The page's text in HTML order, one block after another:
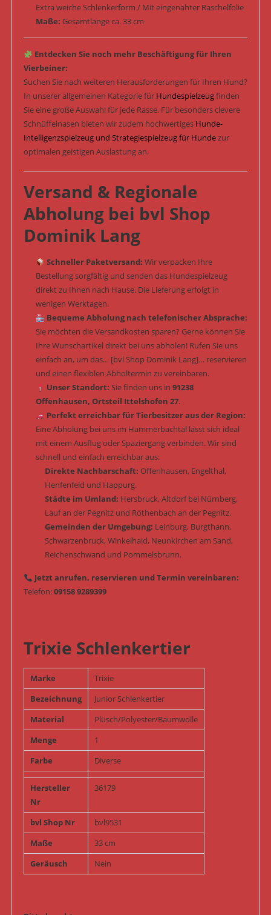
Extra weiche Schlenkerform / Mit eingenähter Raschelfolie
Maße: Gesamtlänge ca. 33 cm
Entdecken Sie noch mehr Beschäftigung für Ihren
Vierbeiner:
Suchen Sie nach weiteren Herausforderungen für Ihren Hund?
In unserer allgemeinen Kategorie für Hundespielzeugfinden
Sie eine große Auswahl für jede Rasse. Für besonders clevere
Schnüffelnasen bieten wir zudem hochwertiges Hunde-
Intelligenzspielzeug und Strategiespielzeug für Hundezur
optimalen geistigen Auslastung an.
Versand & Regionale
Abholung bei bvl Shop
Dominik Lang
Schneller Paketversand: Wir verpacken Ihre
Bestellung sorgfältig und senden das Hundespielzeug
direkt zu Ihnen nach Hause. Die Lieferung erfolgt in
wenigen Werktagen.
Bequeme Abholung nach telefonischer Absprache:
Sie möchten die Versandkosten sparen? Gerne können Sie
Ihre Wunschartikel direkt bei uns abholen! Rufen Sie uns
einfach an, um das… [bvl Shop Dominik Lang]… reservieren
und einen flexiblen Abholtermin zu vereinbaren.
Unser Standort: Sie finden uns in 91238
Offenhausen, Ortsteil Ittelshofen 27.
Perfekt erreichbar für Tierbesitzer aus der Region:
Eine Abholung bei uns im Hammerbachtal lässt sich ideal
mit einem Ausflug oder Spaziergang verbinden. Wir sind
schnell und einfach erreichbar aus:
Direkte Nachbarschaft: Offenhausen, Engelthal,
Henfenfeld und Happurg.
Städte im Umland: Hersbruck, Altdorf bei Nürnberg,
Lauf an der Pegnitz und Röthenbach an der Pegnitz.
Gemeinden der Umgebung: Leinburg, Burgthann,
Schwarzenbruck, Winkelhaid, Neunkirchen am Sand,
Reichenschwand und Pommelsbrunn.
Jetzt anrufen, reservieren und Termin vereinbaren:
Telefon:09158 9289399
Trixie Schlenkertier
Marke
Trixie
Bezeichnung
Junior Schlenkertier
Material
Plüsch/Polyester/Baumwolle
Menge
1
Farbe
Diverse
Hersteller
Nr
36179
bvl Shop Nr
bvl9531
Maße
33 cm
Geräusch
Nein